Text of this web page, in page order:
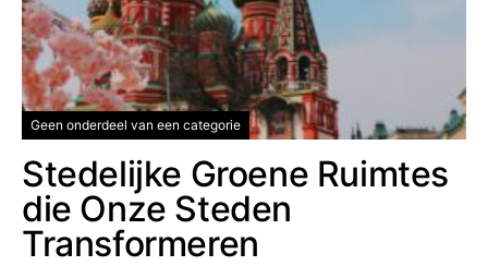
Geen onderdeel van een categorie
Stedelijke Groene Ruimtes
die Onze Steden
Transformeren